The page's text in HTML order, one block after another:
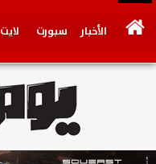
الأخبار سبورت لايت
وجهات نظر